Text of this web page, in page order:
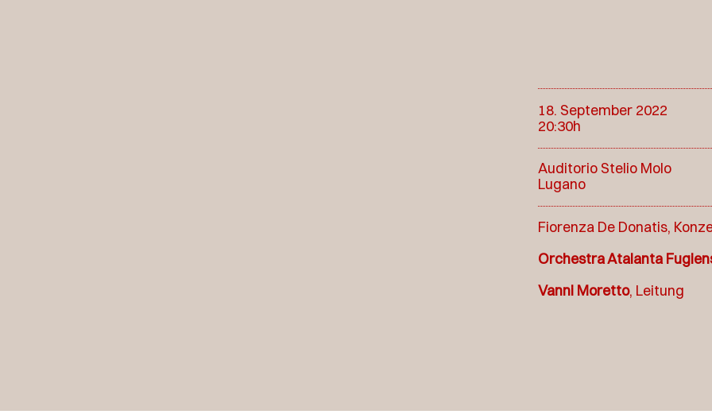
18. September 2022
20:30h
Auditorio Stelio Molo
Lugano
Fiorenza De Donatis,
Orchestra Atalanta
Vanni Moretto, Leitung